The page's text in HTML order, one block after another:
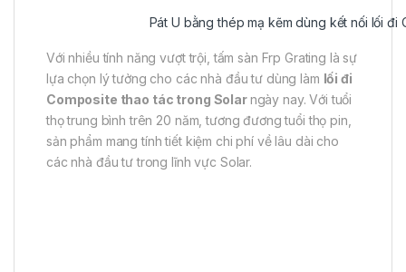
Pát U bằng thép mạ kẽm dùng kết nối lối
Với nhiều tính năng vượt trội, tấm sàn Frp Grating là sự
lựa chọn lý tưởng cho các nhà đầu tư dùng làm lối đi
Composite thao tác trong Solarngày nay. Với tuổi
thọ trung bình trên 20 năm, tương đương tuổi thọ pin,
sản phẩm mang tính tiết kiệm chi phí về lâu dài cho
các nhà đầu tư trong lĩnh vực Solar.